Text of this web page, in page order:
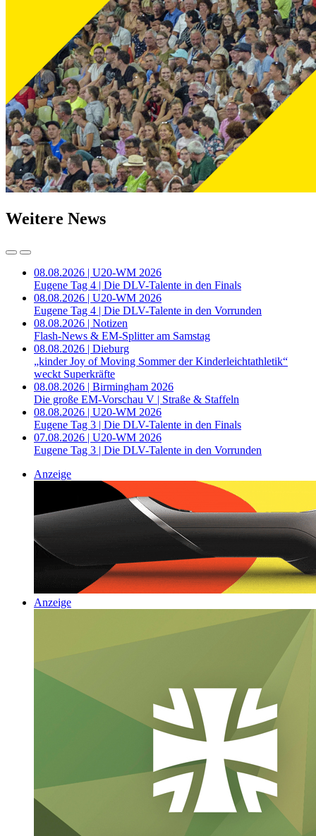
Weitere News
08.08.2026 | U20-WM 2026
Eugene Tag 4 | Die DLV-Talente in den Finals
08.08.2026 | U20-WM 2026
Eugene Tag 4 | Die DLV-Talente in den Vorrunden
08.08.2026 | Notizen
Flash-News & EM-Splitter am Samstag
08.08.2026 | Dieburg
„kinder Joy of Moving Sommer der Kinderleichtathletik“
weckt Superkräfte
08.08.2026 | Birmingham 2026
Die große EM-Vorschau V | Straße & Staffeln
08.08.2026 | U20-WM 2026
Eugene Tag 3 | Die DLV-Talente in den Finals
07.08.2026 | U20-WM 2026
Eugene Tag 3 | Die DLV-Talente in den Vorrunden
Anzeige
Anzeige